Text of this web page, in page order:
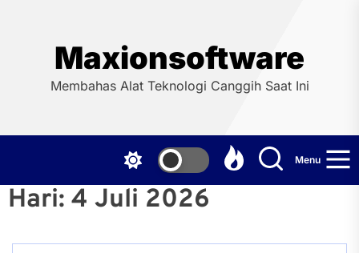
Maxionsoftware
Membahas Alat Teknologi Canggih Saat Ini
Menu
Hari: 4 Juli 2026